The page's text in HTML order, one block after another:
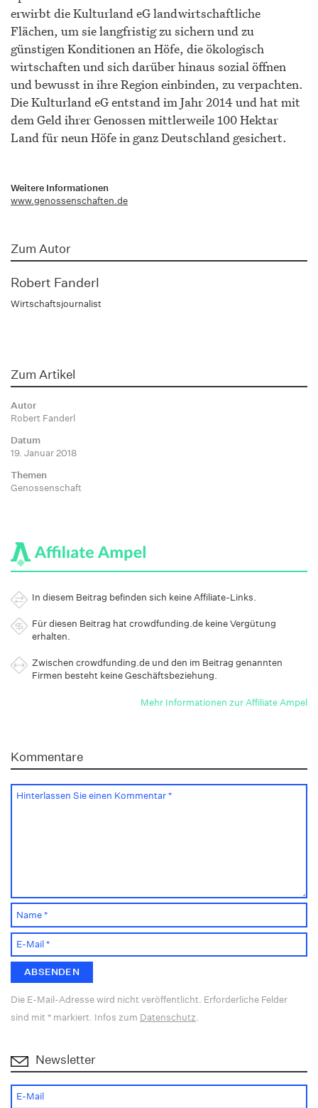
erwirbt die Kulturland eG landwirtschaftliche
Flächen, um sie langfristig zu sichern und zu
günstigen Konditionen an Höfe, die ökologisch
wirtschaften und sich darüber hinaus sozial öffnen
und bewusst in ihre Region einbinden, zu verpachten.
Die Kulturland eG entstand im Jahr 2014 und hat mit
dem Geld ihrer Genossen mittlerweile 100 Hektar
Land für neun Höfe in ganz Deutschland gesichert.
Weitere Informationen
www.genossenschaften.de
Zum Autor
Robert Fanderl
Wirtschaftsjournalist
Zum Artikel
Autor
Robert Fanderl
Datum
19. Januar 2018
Themen
Genossenschaft
In diesem Beitrag befinden sich keine Affiliate-Links.
Für diesen Beitrag hat crowdfunding.de keine Vergütung
erhalten.
Zwischen crowdfunding.de und den im Beitrag genannten
Firmen besteht keine Geschäftsbeziehung.
Mehr Informationen zur Affiliate Ampel
Kommentare
Die E-Mail-Adresse wird nicht veröffentlicht. Erforderliche Felder
sind mit * markiert. Infos zum Datenschutz.
Newsletter